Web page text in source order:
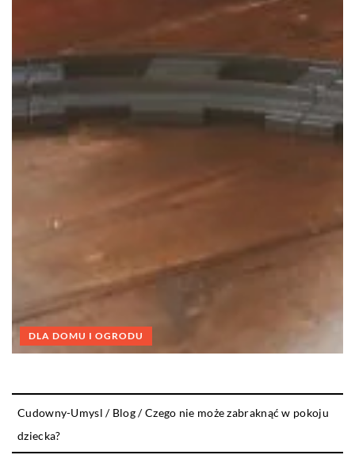
DLA DOMU I OGRODU
Cudowny-Umysl / Blog/Czego nie może zabraknąć w pokoju
dziecka?